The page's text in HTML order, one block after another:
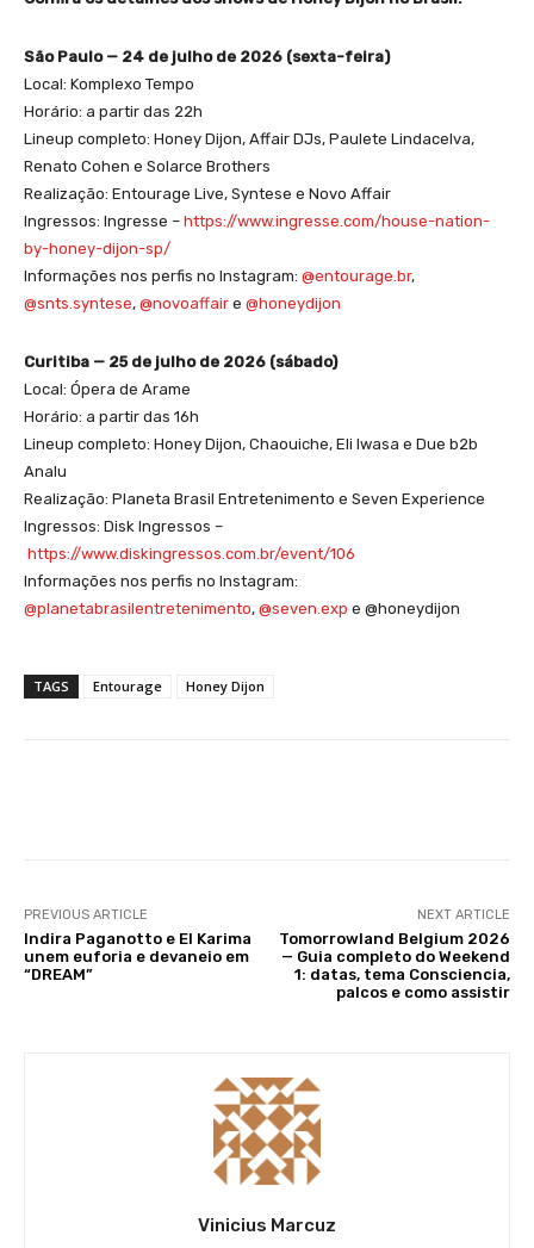
São Paulo — 24 de julho de 2026 (sexta-feira)
Local: Komplexo Tempo
Horário: a partir das 22h
Lineup completo: Honey Dijon, Affair DJs, Paulete Lindacelva,
Renato Cohen e Solarce Brothers
Realização: Entourage Live, Syntese e Novo Affair
Ingressos: Ingresse – https://www.ingresse.com/house-nation-
by-honey-dijon-sp/
Informações nos perfis no Instagram: @entourage.br,
@snts.syntese, @novoaffair e @honeydijon
Curitiba — 25 de julho de 2026 (sábado)
Local: Ópera de Arame
Horário: a partir das 16h
Lineup completo: Honey Dijon, Chaouiche, Eli Iwasa e Due b2b
Analu
Realização: Planeta Brasil Entretenimento e Seven Experience
Ingressos: Disk Ingressos –
https://www.diskingressos.com.br/event/106
Informações nos perfis no Instagram:
@planetabrasilentretenimento, @seven.exp e @honeydijon
TAGS Entourage Honey Dijon
PREVIOUS ARTICLE
Indira Paganotto e El Karima
unem euforia e devaneio em
“DREAM”
NEXT ARTICLE
Tomorrowland Belgium 2026
— Guia completo do Weekend
1: datas, tema Consciencia,
palcos e como assistir
Vinicius Marcuz